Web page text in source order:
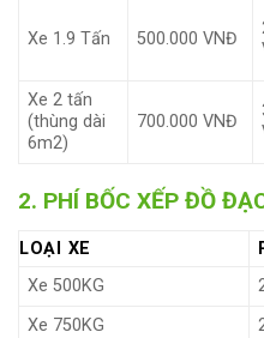
Xe 1.9 Tấn 500.000 VNĐ
Xe 2 tấn
(thùng dài
6m2)
700.000 VNĐ
2. PHÍ BỐC XẾP ĐỒ
LOẠI XE
Xe 500KG
Xe 750KG